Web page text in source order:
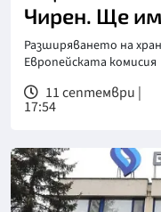
Чирен. Ще
Разширяването на
Европейската комисия
11 септември |
17:54